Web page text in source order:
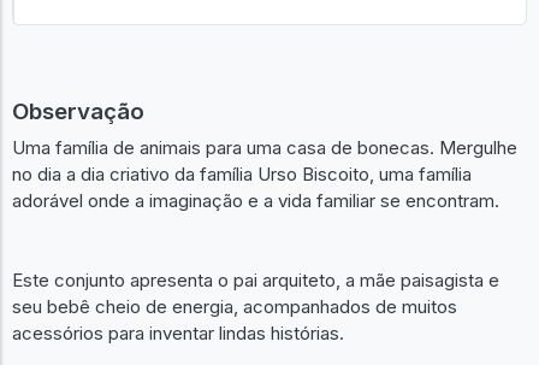
Observação
Uma família de animais para uma casa de bonecas. Mergulhe
no dia a dia criativo da família Urso Biscoito, uma família
adorável onde a imaginação e a vida familiar se encontram.
Este conjunto apresenta o pai arquiteto, a mãe paisagista e
seu bebê cheio de energia, acompanhados de muitos
acessórios para inventar lindas histórias.